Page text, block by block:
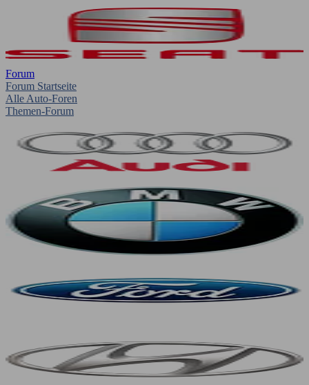
Forum
Forum Startseite
Alle Auto-Foren
Themen-Forum